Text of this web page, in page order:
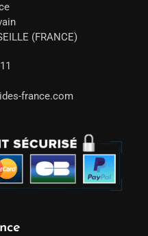
(FRANCE)
france.com